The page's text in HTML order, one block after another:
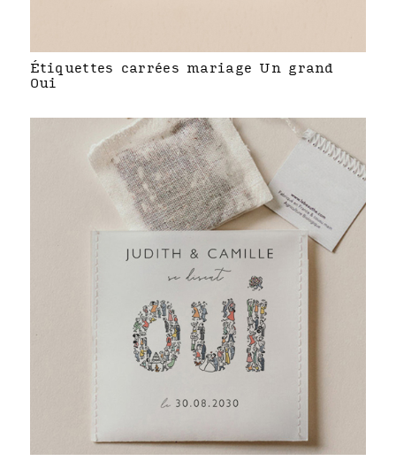
Étiquettes carrées mariage Un grand
Oui